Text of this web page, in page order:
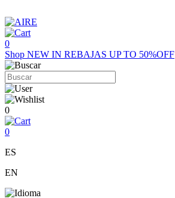
0
Shop NEW IN REBAJAS UP TO 50%OFF
0
0
ES
EN